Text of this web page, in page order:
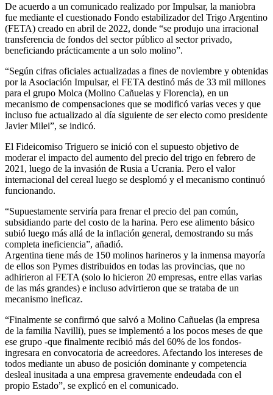
De acuerdo a un comunicado realizado por Impulsar, la maniobra
fue mediante el cuestionado Fondo estabilizador del Trigo Argentino
(FETA) creado en abril de 2022, donde “se produjo una irracional
transferencia de fondos del sector público al sector privado,
beneficiando prácticamente a un solo molino”.
“Según cifras oficiales actualizadas a fines de noviembre y obtenidas
por la Asociación Impulsar, el FETA destinó más de 33 mil millones
para el grupo Molca (Molino Cañuelas y Florencia), en un
mecanismo de compensaciones que se modificó varias veces y que
incluso fue actualizado al día siguiente de ser electo como presidente
Javier Milei”, se indicó.
El Fideicomiso Triguero se inició con el supuesto objetivo de
moderar el impacto del aumento del precio del trigo en febrero de
2021, luego de la invasión de Rusia a Ucrania. Pero el valor
internacional del cereal luego se desplomó y el mecanismo continuó
funcionando.
“Supuestamente serviría para frenar el precio del pan común,
subsidiando parte del costo de la harina. Pero ese alimento básico
subió luego más allá de la inflación general, demostrando su más
completa ineficiencia”, añadió.
Argentina tiene más de 150 molinos harineros y la inmensa mayoría
de ellos son Pymes distribuidos en todas las provincias, que no
adhirieron al FETA (solo lo hicieron 20 empresas, entre ellas varias
de las más grandes) e incluso advirtieron que se trataba de un
mecanismo ineficaz.
“Finalmente se confirmó que salvó a Molino Cañuelas (la empresa
de la familia Navilli), pues se implementó a los pocos meses de que
ese grupo -que finalmente recibió más del 60% de los fondos-
ingresara en convocatoria de acreedores. Afectando los intereses de
todos mediante un abuso de posición dominante y competencia
desleal inusitada a una empresa gravemente endeudada con el
propio Estado”, se explicó en el comunicado.